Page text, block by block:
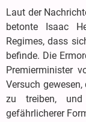
Laut der
betonte Isaac
Regimes, dass
befinde. Die
Premierminister
Versuch
zu treiben,
gefährlicherer